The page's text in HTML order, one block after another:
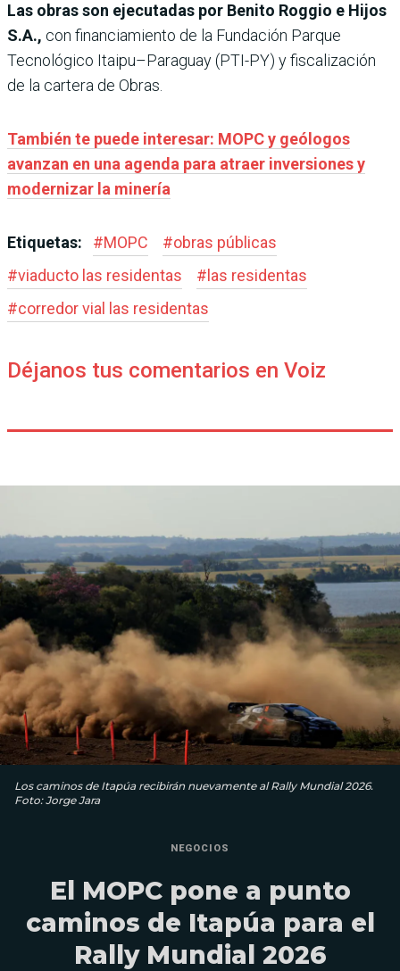
Las obras son ejecutadas por Benito Roggio e Hijos
S.A., con financiamiento de la Fundación Parque
Tecnológico Itaipu–Paraguay (PTI-PY) y fiscalización
de la cartera de Obras.
También te puede interesar: MOPC y geólogos
avanzan en una agenda para atraer inversiones y
modernizar la minería
Etiquetas: #MOPC #obras públicas
#viaducto las residentas # las residentas
#corredor vial las residentas
Déjanos tus comentarios en Voiz
Los caminos de Itapúa recibirán nuevamente al Rally Mundial 2026.
Foto: Jorge Jara
NEGOCIOS
El MOPC pone a punto
caminos de Itapúa para el
Rally Mundial 2026